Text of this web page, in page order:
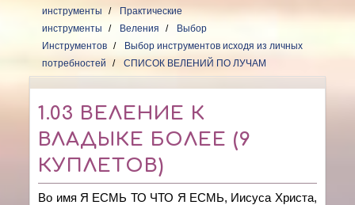
инструменты
Практические
инструменты
Веления
Выбор
Инструментов
Выбор инструментов исходя из личных
потребностей
СПИСОК ВЕЛЕНИЙ ПО ЛУЧАМ
1.03 ВЕЛЕНИЕ К
ВЛАДЫКЕ БОЛЕЕ (9
КУПЛЕТОВ)
Во имя Я ЕСМЬ ТО ЧТО Я ЕСМЬ, Иисуса Христа,